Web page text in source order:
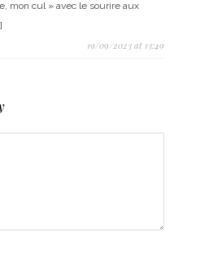
mon cul » avec le sourire aux
19/09/2023 at 13:49